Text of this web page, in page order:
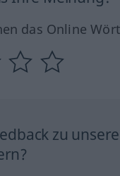
das Online
zu